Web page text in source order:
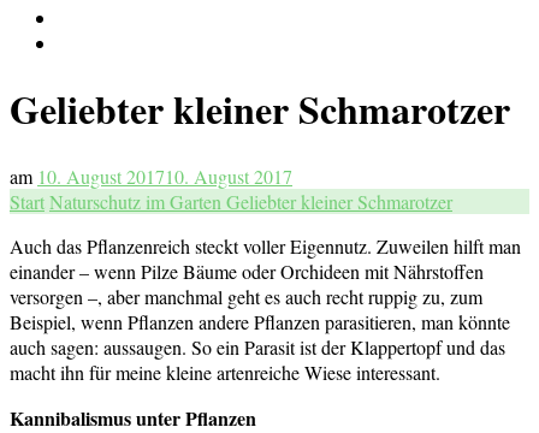
Geliebter kleiner Schmarotzer
am 10. August 201710. August 2017
StartNaturschutz im Garten Geliebter kleiner Schmarotzer
Auch das Pflanzenreich steckt voller Eigennutz. Zuweilen hilft man
einander – wenn Pilze Bäume oder Orchideen mit Nährstoffen
versorgen –, aber manchmal geht es auch recht ruppig zu, zum
Beispiel, wenn Pflanzen andere Pflanzen parasitieren, man könnte
auch sagen: aussaugen. So ein Parasit ist der Klappertopf und das
macht ihn für meine kleine artenreiche Wiese interessant.
Kannibalismus unter Pflanzen